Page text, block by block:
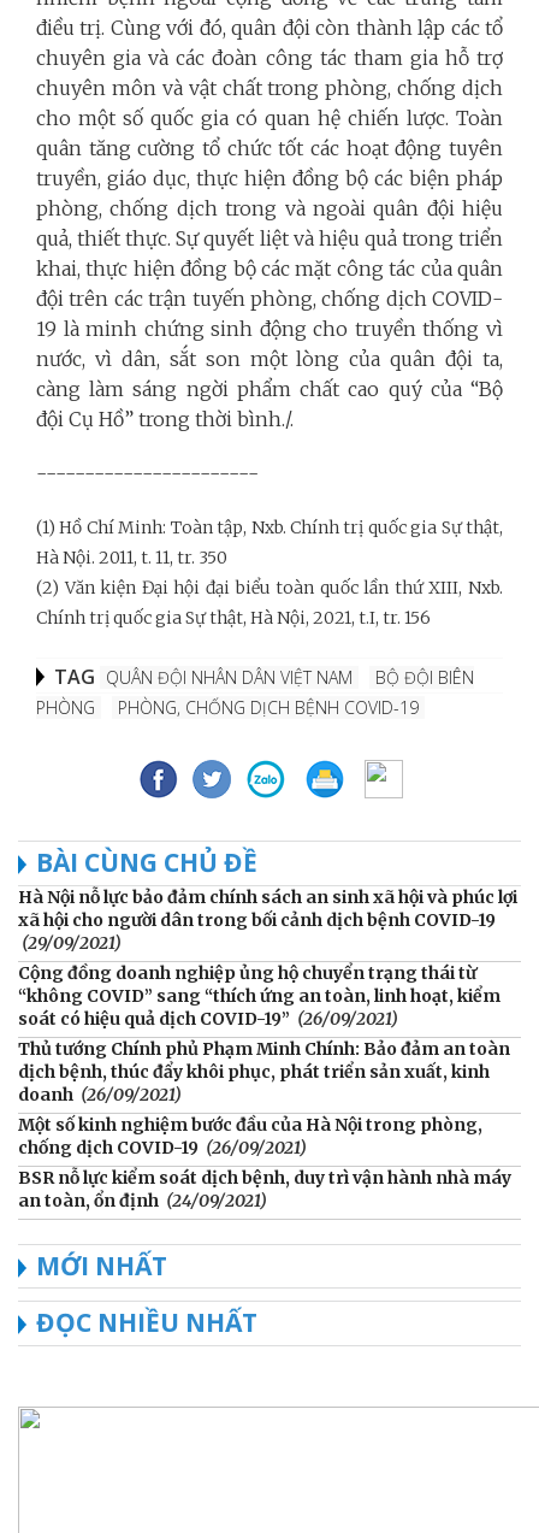
điều trị. Cùng với đó, quân đội còn thành lập các tổ
chuyên gia và các đoàn công tác tham gia hỗ trợ
chuyên môn và vật chất trong phòng, chống dịch
cho một số quốc gia có quan hệ chiến lược. Toàn
quân tăng cường tổ chức tốt các hoạt động tuyên
truyền, giáo dục, thực hiện đồng bộ các biện pháp
phòng, chống dịch trong và ngoài quân đội hiệu
quả, thiết thực. Sự quyết liệt và hiệu quả trong triển
khai, thực hiện đồng bộ các mặt công tác của quân
đội trên các trận tuyến phòng, chống dịch COVID-
19 là minh chứng sinh động cho truyền thống vì
nước, vì dân, sắt son một lòng của quân đội ta,
càng làm sáng ngời phẩm chất cao quý của “Bộ
đội Cụ Hồ” trong thời bình./.
-----------------------
(1) Hồ Chí Minh: Toàn tập, Nxb. Chính trị quốc gia Sự thật,
Hà Nội. 2011, t. 11, tr. 350
(2) Văn kiện Đại hội đại biểu toàn quốc lần thứ XIII, Nxb.
Chính trị quốc gia Sự thật, Hà Nội, 2021, t.I, tr. 156
TAG QUÂN ĐỘI NHÂN DÂN VIỆT NAM
BỘ ĐỘI BIÊN
PHÒNG
PHÒNG, CHỐNG DỊCH BỆNH COVID-19
BÀI CÙNG CHỦ ĐỀ
Hà Nội nỗ lực bảo đảm chính sách an sinh xã hội và phúc lợi
xã hội cho người dân trong bối cảnh dịch bệnh COVID-19
(29/09/2021)
Cộng đồng doanh nghiệp ủng hộ chuyển trạng thái từ
“không COVID” sang “thích ứng an toàn, linh hoạt, kiểm
soát có hiệu quả dịch COVID-19” (26/09/2021)
Thủ tướng Chính phủ Phạm Minh Chính: Bảo đảm an toàn
dịch bệnh, thúc đẩy khôi phục, phát triển sản xuất, kinh
doanh (26/09/2021)
Một số kinh nghiệm bước đầu của Hà Nội trong phòng,
chống dịch COVID-19 (26/09/2021)
BSR nỗ lực kiểm soát dịch bệnh, duy trì vận hành nhà máy
an toàn, ổn định (24/09/2021)
MỚI NHẤT
ĐỌC NHIỀU NHẤT